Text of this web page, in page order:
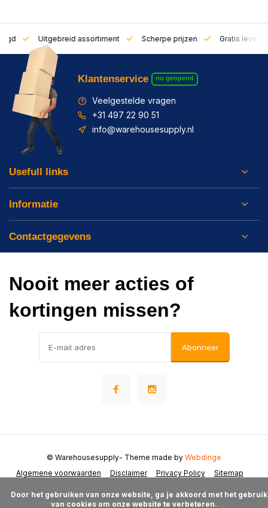
Uitgebreid assortiment Scherpe prijzen Gratis
Klantenservice nu geopend
Veelgestelde vragen
+31 497 22 90 51
info@warehousesupply.nl
Usefull links
Informatie
Contactgegevens
Nooit meer acties of
kortingen missen?
Abonneer
Algemene voorwaarden Disclaimer Privacy Policy Sitemap
© Warehousesupply- Theme made by Webdinge
van cookies om onze website te verbeteren.